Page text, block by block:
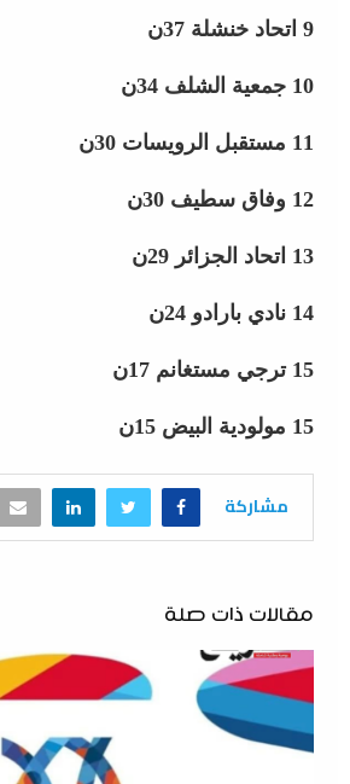
9 اتحاد خنشلة 37ن
10 جمعية الشلف 34ن
11 مستقبل الرويسات 30ن
12 وفاق سطيف 30ن
13 اتحاد الجزائر 29ن
14 نادي بارادو 24ن
15 ترجي مستغانم 17ن
15 مولودية البيض 15ن
مشاركة
مقالات ذات صلة